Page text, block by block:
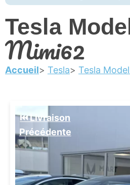
Tesla
Mimi62
Accueil Tesla Tesla
⏮️ Livraison
Précédente